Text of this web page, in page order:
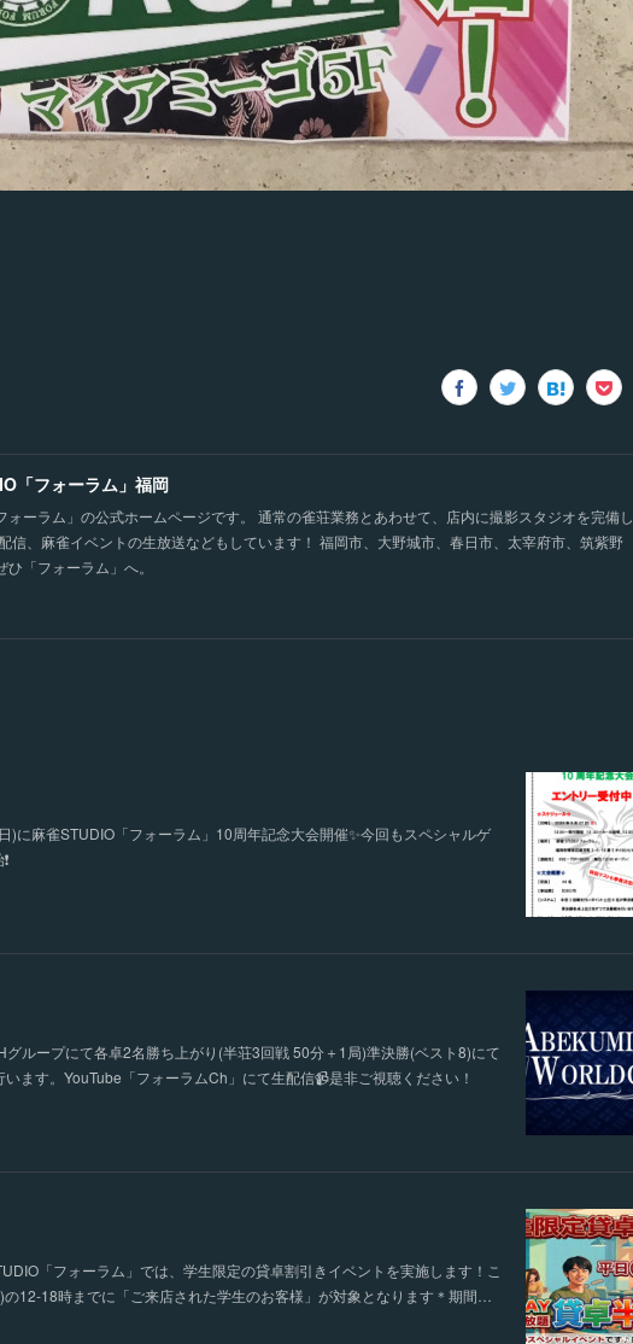
「フォーラム」福岡
ォーラム」の公式ホームページです。 通常の雀荘業務とあわせて、店内に撮影スタジオを完備し
信、麻雀イベントの生放送などもしています！ 福岡市、大野城市、春日市、太宰府市、筑紫野
「フォーラム」へ。
に麻雀STUDIO「フォーラム」10周年記念大会開催✨今回もスペシャルゲ
ループにて各卓2名勝ち上がり(半荘3回戦 50分＋1局)準決勝(ベスト8)にて
ます。YouTube「フォーラムCh」にて生配信📹是非ご視聴ください！
「フォーラム」では、学生限定の貸卓割引きイベントを実施します！こ
12-18時までに「ご来店された学生のお客様」が対象となります＊期間…